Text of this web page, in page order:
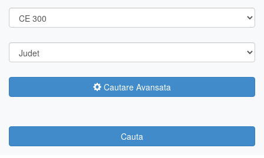
Cautare Avansata
Cauta